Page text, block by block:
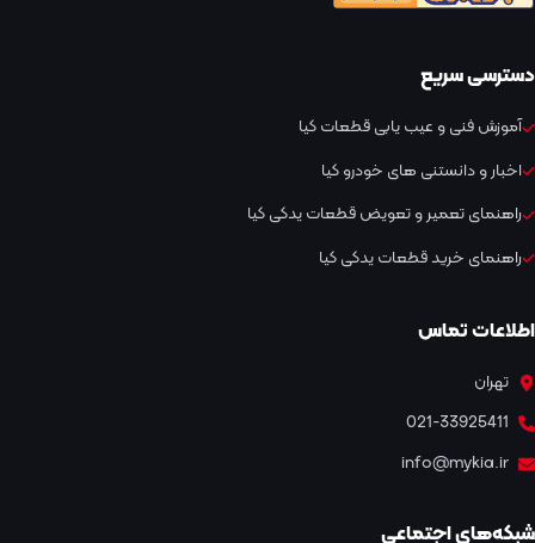
دسترسی سریع
آموزش فنی و عیب یابی قطعات کیا
اخبار و دانستنی های خودرو کیا
راهنمای تعمیر و تعویض قطعات یدکی کیا
راهنمای خرید قطعات یدکی کیا
اطلاعات تماس
تهران
021-33925411
info@mykia.ir
شبکه‌های اجتماعی